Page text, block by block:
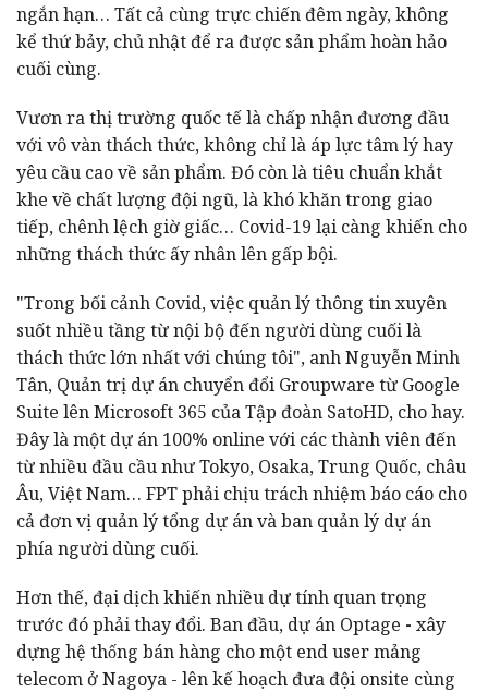
ngắn hạn… Tất cả cùng trực chiến đêm ngày, không
kể thứ bảy, chủ nhật để ra được sản phẩm hoàn hảo
cuối cùng.
Vươn ra thị trường quốc tế là chấp nhận đương đầu
với vô vàn thách thức, không chỉ là áp lực tâm lý hay
yêu cầu cao về sản phẩm. Đó còn là tiêu chuẩn khắt
khe về chất lượng đội ngũ, là khó khăn trong giao
tiếp, chênh lệch giờ giấc… Covid-19 lại càng khiến cho
những thách thức ấy nhân lên gấp bội.
"Trong bối cảnh Covid, việc quản lý thông tin xuyên
suốt nhiều tầng từ nội bộ đến người dùng cuối là
thách thức lớn nhất với chúng tôi", anh Nguyễn Minh
Tân, Quản trị dự án chuyển đổi Groupware từ Google
Suite lên Microsoft 365 của Tập đoàn SatoHD, cho hay.
Đây là một dự án 100% online với các thành viên đến
từ nhiều đầu cầu như Tokyo, Osaka, Trung Quốc, châu
Âu, Việt Nam… FPT phải chịu trách nhiệm báo cáo cho
cả đơn vị quản lý tổng dự án và ban quản lý dự án
phía người dùng cuối.
Hơn thế, đại dịch khiến nhiều dự tính quan trọng
trước đó phải thay đổi. Ban đầu, dự án Optage - xây
dựng hệ thống bán hàng cho một end user mảng
telecom ở Nagoya - lên kế hoạch đưa đội onsite cùng